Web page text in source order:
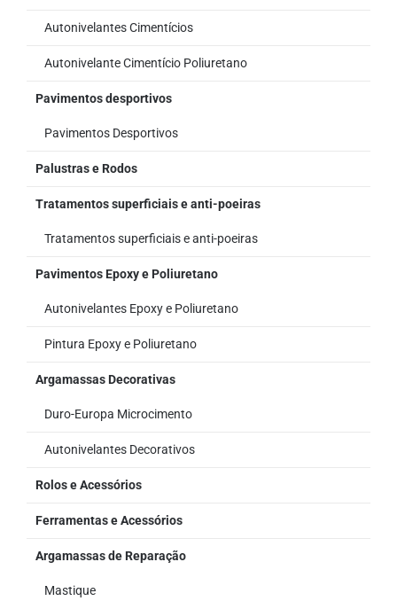
Autonivelantes Cimentícios
Autonivelante Cimentício Poliuretano
Pavimentos desportivos
Pavimentos Desportivos
Palustras e Rodos
Tratamentos superficiais e anti-poeiras
Tratamentos superficiais e anti-poeiras
Pavimentos Epoxy e Poliuretano
Autonivelantes Epoxy e Poliuretano
Pintura Epoxy e Poliuretano
Argamassas Decorativas
Duro-Europa Microcimento
Autonivelantes Decorativos
Rolos e Acessórios
Ferramentas e Acessórios
Argamassas de Reparação
Mastique